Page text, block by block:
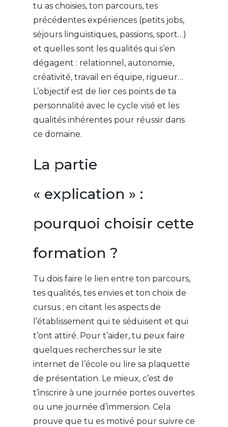
tu as choisies, ton parcours, tes
précédentes expériences (petits jobs,
séjours linguistiques, passions, sport…)
et quelles sont les qualités qui s’en
dégagent : relationnel, autonomie,
créativité, travail en équipe, rigueur…
L’objectif est de lier ces points de ta
personnalité avec le cycle visé et les
qualités inhérentes pour réussir dans
ce domaine.
La partie
« explication » :
pourquoi choisir cette
formation ?
Tu dois faire le lien entre ton parcours,
tes qualités, tes envies et ton choix de
cursus ; en citant les aspects de
l’établissement qui te séduisent et qui
t’ont attiré. Pour t’aider, tu peux faire
quelques recherches sur le site
internet de l’école ou lire sa plaquette
de présentation. Le mieux, c’est de
t’inscrire à une journée portes ouvertes
ou une journée d’immersion. Cela
prouve que tu es motivé pour suivre ce